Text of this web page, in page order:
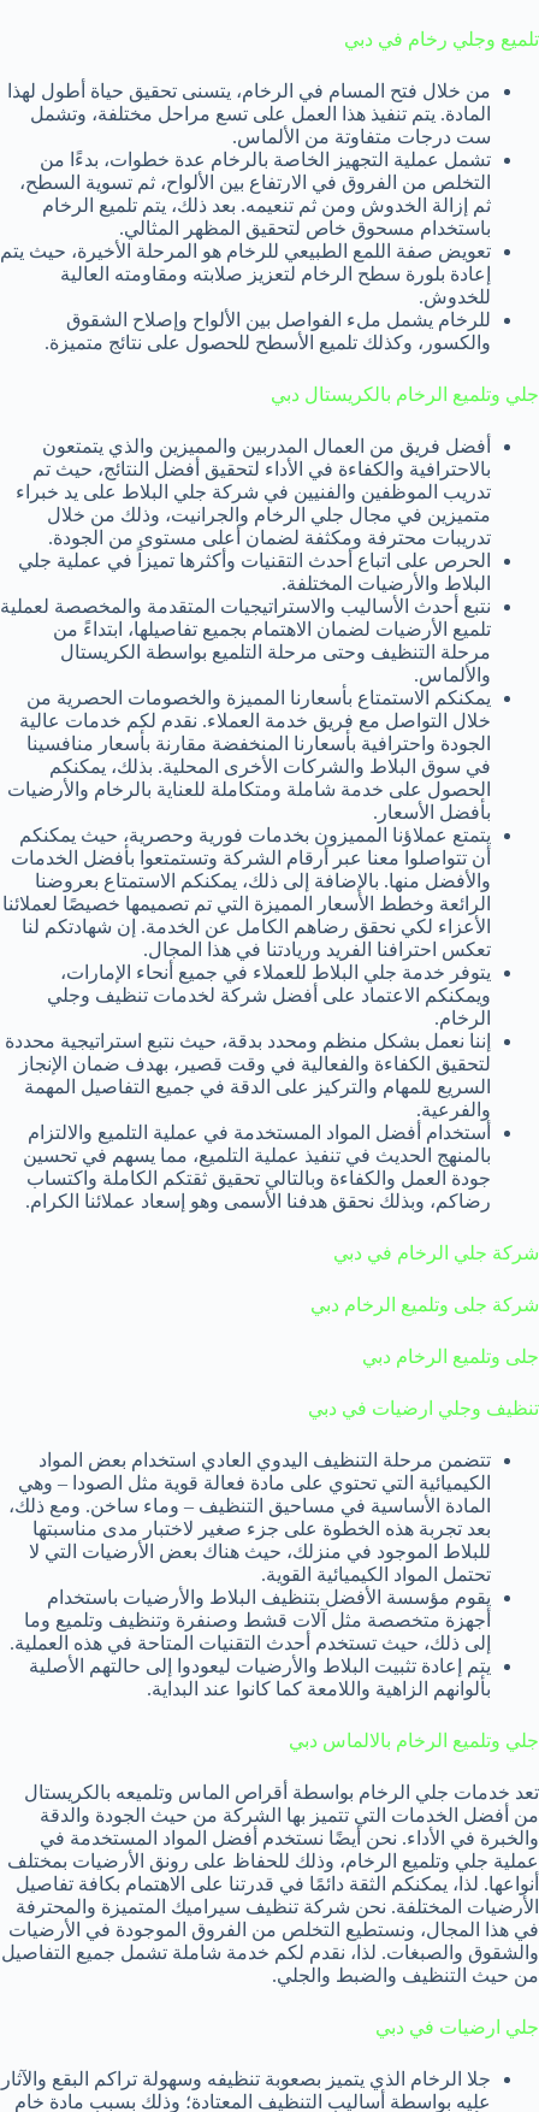
تلميع وجلي رخام في دبي
من خلال فتح المسام في الرخام، يتسنى تحقيق حياة أطول لهذا
المادة. يتم تنفيذ هذا العمل على تسع مراحل مختلفة، وتشمل
ست درجات متفاوتة من الألماس.
تشمل عملية التجهيز الخاصة بالرخام عدة خطوات، بدءًا من
التخلص من الفروق في الارتفاع بين الألواح، ثم تسوية السطح،
ثم إزالة الخدوش ومن ثم تنعيمه. بعد ذلك، يتم تلميع الرخام
باستخدام مسحوق خاص لتحقيق المظهر المثالي.
تعويض صفة اللمع الطبيعي للرخام هو المرحلة الأخيرة، حيث يتم
إعادة بلورة سطح الرخام لتعزيز صلابته ومقاومته العالية
للخدوش.
للرخام يشمل ملء الفواصل بين الألواح وإصلاح الشقوق
والكسور، وكذلك تلميع الأسطح للحصول على نتائج متميزة.
جلي وتلميع الرخام بالكريستال دبي
أفضل فريق من العمال المدربين والمميزين والذي يتمتعون
بالاحترافية والكفاءة في الأداء لتحقيق أفضل النتائج، حيث تم
تدريب الموظفين والفنيين في شركة جلي البلاط على يد خبراء
متميزين في مجال جلي الرخام والجرانيت، وذلك من خلال
تدريبات محترفة ومكثفة لضمان أعلى مستوى من الجودة.
الحرص على اتباع أحدث التقنيات وأكثرها تميزاً في عملية جلي
البلاط والأرضيات المختلفة.
نتبع أحدث الأساليب والاستراتيجيات المتقدمة والمخصصة لعملية
تلميع الأرضيات لضمان الاهتمام بجميع تفاصيلها، ابتداءً من
مرحلة التنظيف وحتى مرحلة التلميع بواسطة الكريستال
والألماس.
يمكنكم الاستمتاع بأسعارنا المميزة والخصومات الحصرية من
خلال التواصل مع فريق خدمة العملاء. نقدم لكم خدمات عالية
الجودة واحترافية بأسعارنا المنخفضة مقارنة بأسعار منافسينا
في سوق البلاط والشركات الأخرى المحلية. بذلك، يمكنكم
الحصول على خدمة شاملة ومتكاملة للعناية بالرخام والأرضيات
بأفضل الأسعار.
يتمتع عملاؤنا المميزون بخدمات فورية وحصرية، حيث يمكنكم
أن تتواصلوا معنا عبر أرقام الشركة وتستمتعوا بأفضل الخدمات
والأفضل منها. بالإضافة إلى ذلك، يمكنكم الاستمتاع بعروضنا
الرائعة وخطط الأسعار المميزة التي تم تصميمها خصيصًا لعملائنا
الأعزاء لكي نحقق رضاهم الكامل عن الخدمة. إن شهادتكم لنا
تعكس احترافنا الفريد وريادتنا في هذا المجال.
يتوفر خدمة جلي البلاط للعملاء في جميع أنحاء الإمارات،
ويمكنكم الاعتماد على أفضل شركة لخدمات تنظيف وجلي
الرخام.
إننا نعمل بشكل منظم ومحدد بدقة، حيث نتبع استراتيجية محددة
لتحقيق الكفاءة والفعالية في وقت قصير، بهدف ضمان الإنجاز
السريع للمهام والتركيز على الدقة في جميع التفاصيل المهمة
والفرعية.
أستخدام أفضل المواد المستخدمة في عملية التلميع والالتزام
بالمنهج الحديث في تنفيذ عملية التلميع، مما يسهم في تحسين
جودة العمل والكفاءة وبالتالي تحقيق ثقتكم الكاملة واكتساب
رضاكم، وبذلك نحقق هدفنا الأسمى وهو إسعاد عملائنا الكرام.
شركة جلي الرخام في دبي
شركة جلى وتلميع الرخام دبي
جلى وتلميع الرخام دبي
تنظيف وجلي ارضيات في دبي
تتضمن مرحلة التنظيف اليدوي العادي استخدام بعض المواد
الكيميائية التي تحتوي على مادة فعالة قوية مثل الصودا – وهي
المادة الأساسية في مساحيق التنظيف – وماء ساخن. ومع ذلك،
بعد تجربة هذه الخطوة على جزء صغير لاختبار مدى مناسبتها
للبلاط الموجود في منزلك، حيث هناك بعض الأرضيات التي لا
تحتمل المواد الكيميائية القوية.
يقوم مؤسسة الأفضل بتنظيف البلاط والأرضيات باستخدام
أجهزة متخصصة مثل آلات قشط وصنفرة وتنظيف وتلميع وما
إلى ذلك، حيث تستخدم أحدث التقنيات المتاحة في هذه العملية.
يتم إعادة تثبيت البلاط والأرضيات ليعودوا إلى حالتهم الأصلية
بألوانهم الزاهية واللامعة كما كانوا عند البداية.
جلي وتلميع الرخام بالالماس دبي
تعد خدمات جلي الرخام بواسطة أقراص الماس وتلميعه بالكريستال
من أفضل الخدمات التي تتميز بها الشركة من حيث الجودة والدقة
والخبرة في الأداء. نحن أيضًا نستخدم أفضل المواد المستخدمة في
عملية جلي وتلميع الرخام، وذلك للحفاظ على رونق الأرضيات بمختلف
أنواعها. لذا، يمكنكم الثقة دائمًا في قدرتنا على الاهتمام بكافة تفاصيل
الأرضيات المختلفة. نحن شركة تنظيف سيراميك المتميزة والمحترفة
في هذا المجال، ونستطيع التخلص من الفروق الموجودة في الأرضيات
والشقوق والصبغات. لذا، نقدم لكم خدمة شاملة تشمل جميع التفاصيل
من حيث التنظيف والضبط والجلي.
جلي ارضيات في دبي
جلا الرخام الذي يتميز بصعوبة تنظيفه وسهولة تراكم البقع والآثار
عليه بواسطة أساليب التنظيف المعتادة؛ وذلك بسبب مادة خام